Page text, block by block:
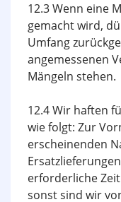
12.3 Wenn eine
gemacht wird,
Umfang
angemessenen
Mängeln stehen.
12.4 Wir haften
wie folgt: Zur
erscheinenden
erforderliche
sonst sind wir